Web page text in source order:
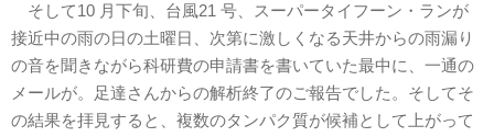
そして10 月下旬、台風21 号、スーパータイフーン・ランが
接近中の雨の日の土曜日、次第に激しくなる天井からの雨漏り
の音を聞きながら科研費の申請書を書いていた最中に、一通の
メールが。足達さんからの解析終了のご報告でした。そしてそ
の結果を拝見すると、複数のタンパク質が候補として上がって